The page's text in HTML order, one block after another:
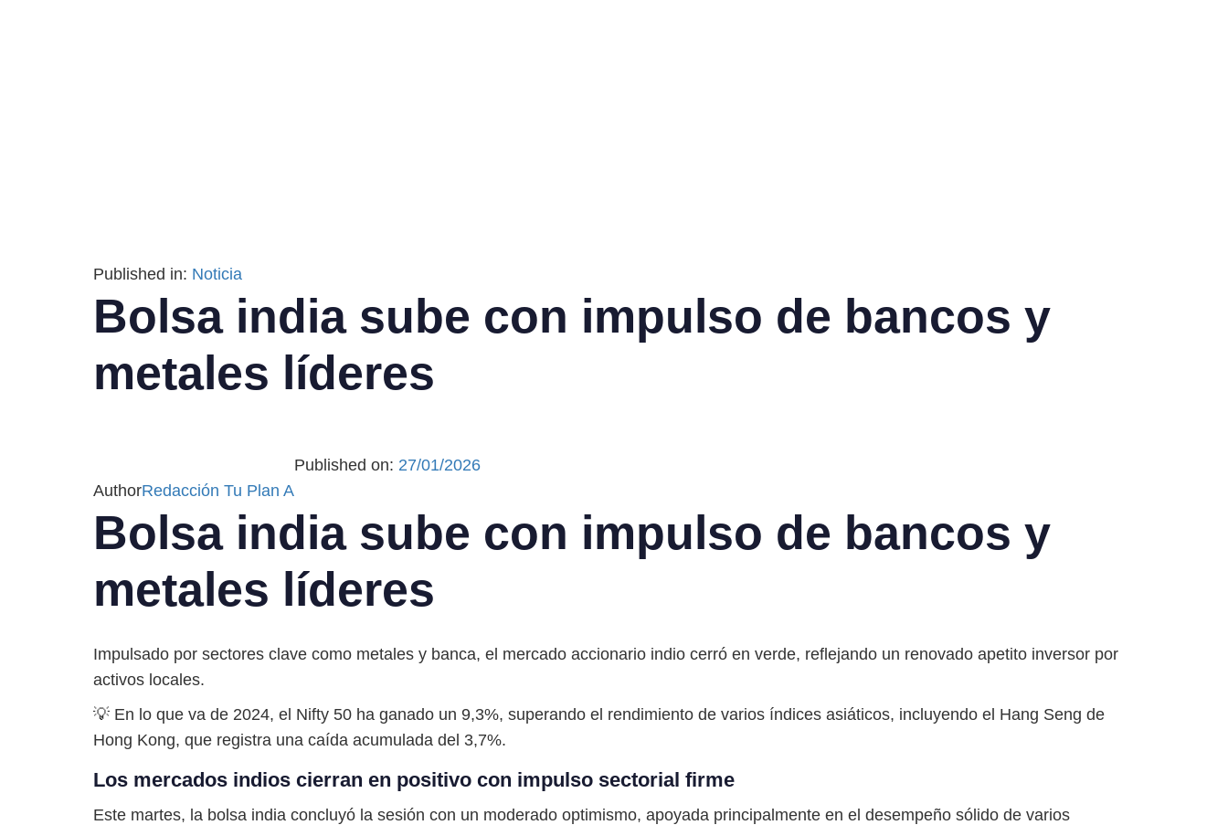
Published in: Noticia
Bolsa india sube con impulso de bancos y
metales líderes
AuthorRedacción Tu Plan A
Published on: 27/01/2026
Bolsa india sube con impulso de bancos y
metales líderes
Impulsado por sectores clave como metales y banca, el mercado accionario indio cerró en verde, reflejando un renovado apetito inversor por
activos locales.
💡 En lo que va de 2024, el Nifty 50 ha ganado un 9,3%, superando el rendimiento de varios índices asiáticos, incluyendo el Hang Seng de
Hong Kong, que registra una caída acumulada del 3,7%.
Los mercados indios cierran en positivo con impulso sectorial firme
Este martes, la bolsa india concluyó la sesión con un moderado optimismo, apoyada principalmente en el desempeño sólido de varios